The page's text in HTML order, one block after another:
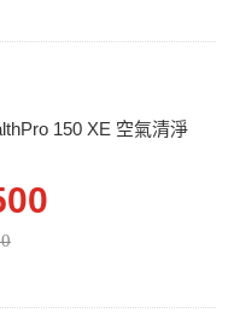
150 XE 空氣清淨